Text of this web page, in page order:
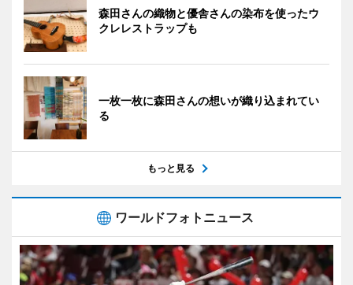
森田さんの織物と優舎さんの染布を使ったウ
クレレストラップも
一枚一枚に森田さんの想いが織り込まれてい
る
もっと見る
ワールドフォトニュース